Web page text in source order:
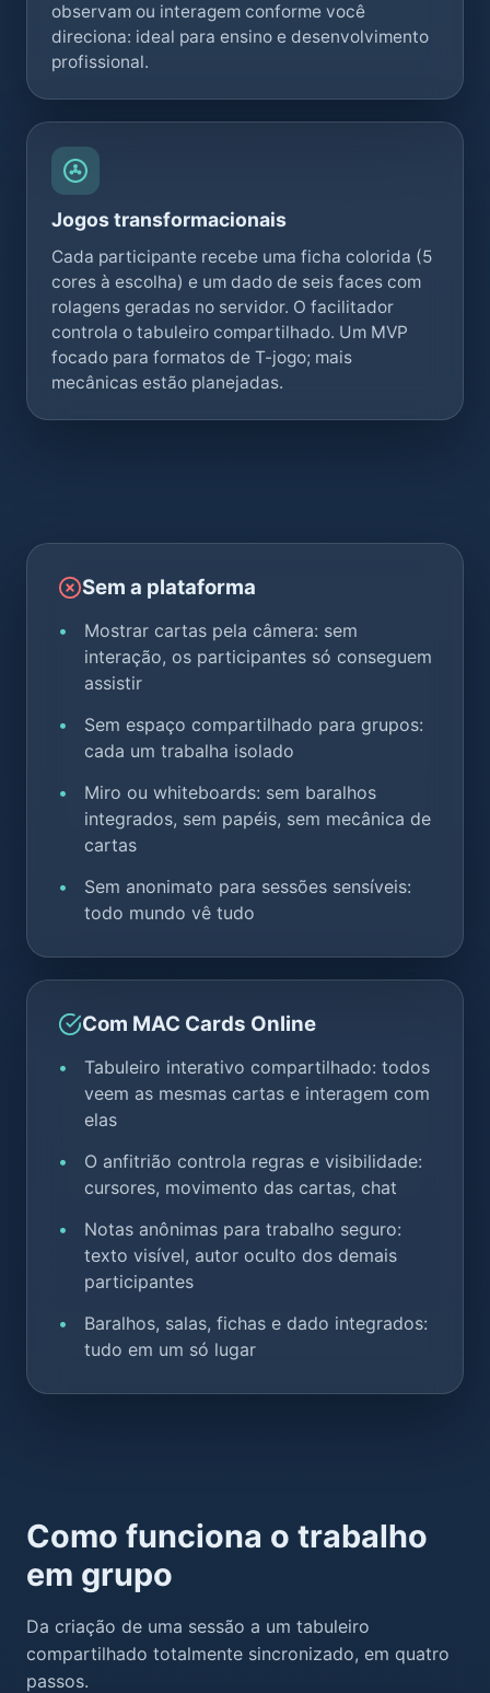
observam ou interagem conforme você
direciona: ideal para ensino e desenvolvimento
profissional.
Jogos transformacionais
Cada participante recebe uma ficha colorida (5
cores à escolha) e um dado de seis faces com
rolagens geradas no servidor. O facilitador
controla o tabuleiro compartilhado. Um MVP
focado para formatos de T-jogo; mais
mecânicas estão planejadas.
Sem a plataforma
Mostrar cartas pela câmera: sem
interação, os participantes só conseguem
assistir
Sem espaço compartilhado para grupos:
cada um trabalha isolado
Miro ou whiteboards: sem baralhos
integrados, sem papéis, sem mecânica de
cartas
Sem anonimato para sessões sensíveis:
todo mundo vê tudo
Com MAC Cards Online
Tabuleiro interativo compartilhado: todos
veem as mesmas cartas e interagem com
elas
O anfitrião controla regras e visibilidade:
cursores, movimento das cartas, chat
Notas anônimas para trabalho seguro:
texto visível, autor oculto dos demais
participantes
Baralhos, salas, fichas e dado integrados:
tudo em um só lugar
Como funciona o trabalho
em grupo
Da criação de uma sessão a um tabuleiro
compartilhado totalmente sincronizado, em quatro
passos.